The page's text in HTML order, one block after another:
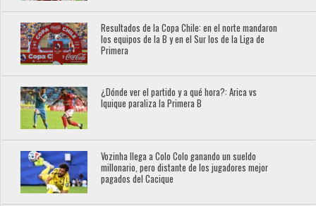
Resultados de la Copa Chile: en el norte mandaron
los equipos de la B y en el Sur los de la Liga de
Primera
¿Dónde ver el partido y a qué hora?: Arica vs
Iquique paraliza la Primera B
Vozinha llega a Colo Colo ganando un sueldo
millonario, pero distante de los jugadores mejor
pagados del Cacique